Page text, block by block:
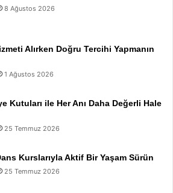
8 Ağustos 2026
Alırken Doğru Tercihi Yapmanın
1 Ağustos 2026
Kutuları ile Her Anı Daha Değerli Hale
25 Temmuz 2026
Kurslarıyla Aktif Bir Yaşam Sürün
25 Temmuz 2026